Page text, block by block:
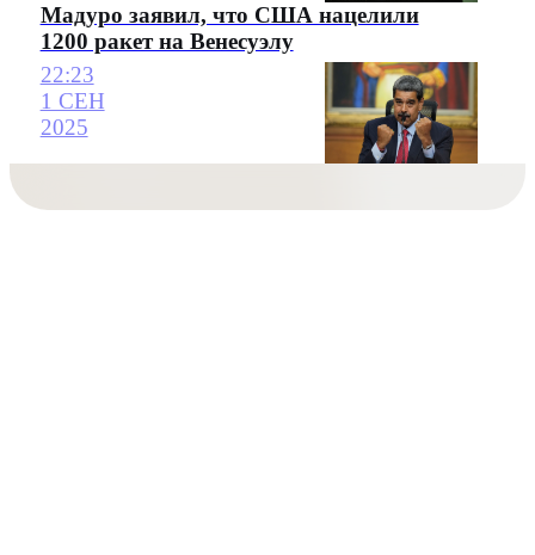
Мадуро заявил, что США нацелили
1200 ракет на Венесуэлу
22:23
1 СЕН
2025